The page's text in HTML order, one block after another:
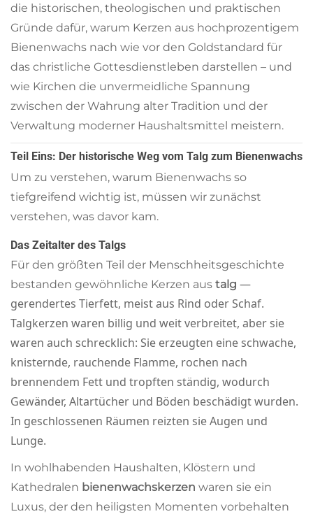
die historischen, theologischen und praktischen
Gründe dafür, warum Kerzen aus hochprozentigem
Bienenwachs nach wie vor den Goldstandard für
das christliche Gottesdienstleben darstellen – und
wie Kirchen die unvermeidliche Spannung
zwischen der Wahrung alter Tradition und der
Verwaltung moderner Haushaltsmittel meistern.
Teil Eins: Der historische Weg vom Talg zum Bienenwachs
Um zu verstehen, warum Bienenwachs so
tiefgreifend wichtig ist, müssen wir zunächst
verstehen, was davor kam.
Das Zeitalter des Talgs
Für den größten Teil der Menschheitsgeschichte
bestanden gewöhnliche Kerzen aus talg —
gerendertes Tierfett, meist aus Rind oder Schaf.
Talgkerzen waren billig und weit verbreitet, aber sie
waren auch schrecklich: Sie erzeugten eine schwache,
knisternde, rauchende Flamme, rochen nach
brennendem Fett und tropften ständig, wodurch
Gewänder, Altartücher und Böden beschädigt wurden.
In geschlossenen Räumen reizten sie Augen und
Lunge.
In wohlhabenden Haushalten, Klöstern und
Kathedralen bienenwachskerzen waren sie ein
Luxus, der den heiligsten Momenten vorbehalten